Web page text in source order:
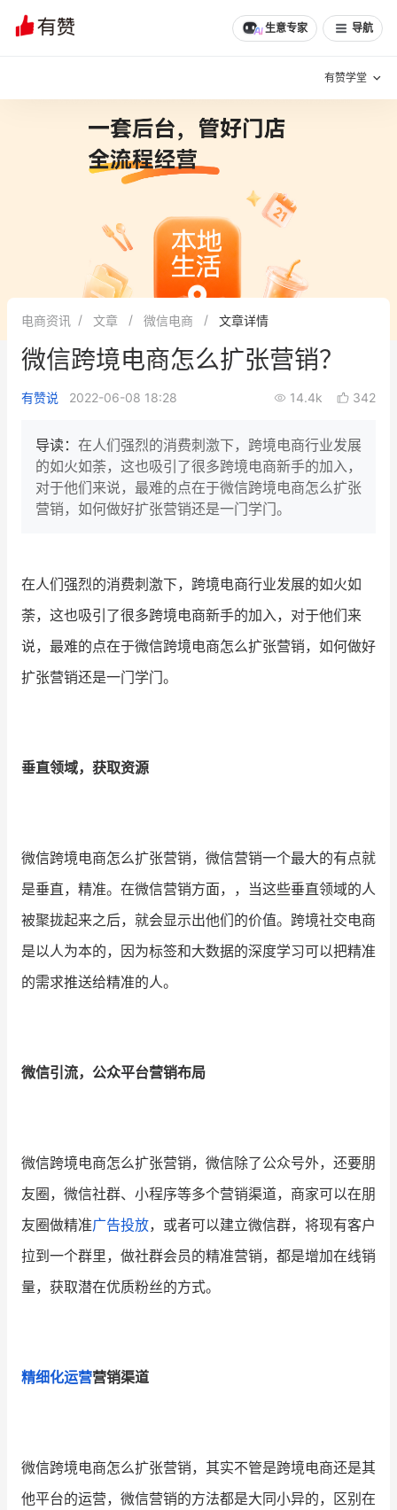
生意专家 导航
有赞学堂
增长方法
有赞专家说
新零售最佳实践
面对面聊增长
AllValue 战略合作
增长产品指南
产品更新动态 帮助中心
行业洞察
商家社区 社群交流
合作共进
有赞云 数据通服务
文章 问诊 分享
电商资讯 文章 微信电商 文章详情
微信跨境电商怎么扩张营销？
有赞说 2022-06-08 18:28 14.4k 342
导读： 在人们强烈的消费刺激下，跨境电商行业发展
的如火如荼，这也吸引了很多跨境电商新手的加入，
对于他们来说，最难的点在于微信跨境电商怎么扩张
营销，如何做好扩张营销还是一门学门。
在人们强烈的消费刺激下，跨境电商行业发展的如火如
荼，这也吸引了很多跨境电商新手的加入，对于他们来
说，最难的点在于微信跨境电商怎么扩张营销，如何做好
扩张营销还是一门学门。
垂直领域，获取资源
微信跨境电商怎么扩张营销，微信营销一个最大的有点就
是垂直，精准。在微信营销方面，，当这些垂直领域的人
被聚拢起来之后，就会显示出他们的价值。跨境社交电商
是以人为本的，因为标签和大数据的深度学习可以把精准
的需求推送给精准的人。
微信引流，公众平台营销布局
微信跨境电商怎么扩张营销，微信除了公众号外，还要朋
友圈，微信社群、小程序等多个营销渠道，商家可以在朋
友圈做精准广告投放，或者可以建立微信群，将现有客户
拉到一个群里，做社群会员的精准营销，都是增加在线销
量，获取潜在优质粉丝的方式。
精细化运营营销渠道
微信跨境电商怎么扩张营销，其实不管是跨境电商还是其
他平台的运营，微信营销的方法都是大同小异的，区别在